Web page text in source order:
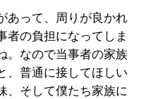
あって、周りが良かれ
者の負担になってしま
。なので当事者の家族
、普通に接してほしい
、そして僕たち家族に